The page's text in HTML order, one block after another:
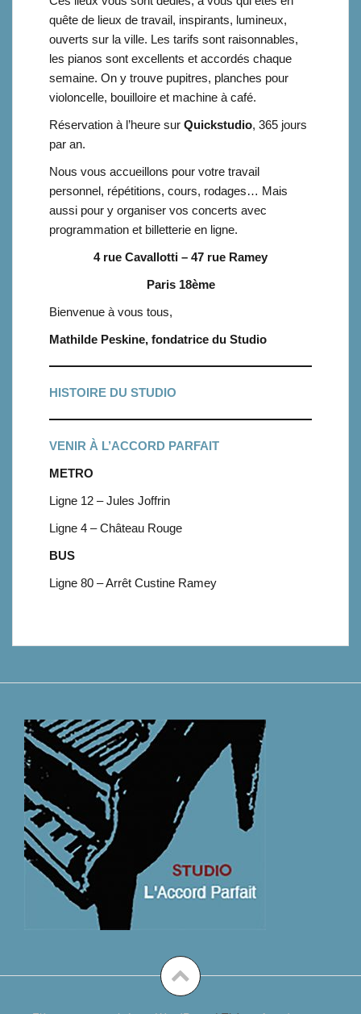
quête de lieux de travail, inspirants, lumineux,
ouverts sur la ville. Les tarifs sont raisonnables,
les pianos sont excellents et accordés chaque
semaine. On y trouve pupitres, planches pour
violoncelle, bouilloire et machine à café.
Réservation à l’heure sur Quickstudio, 365 jours
par an.
Nous vous accueillons pour votre travail
personnel, répétitions, cours, rodages… Mais
aussi pour y organiser vos concerts avec
programmation et billetterie en ligne.
4 rue Cavallotti – 47 rue Ramey
Paris 18ème
Bienvenue à vous tous,
Mathilde Peskine, fondatrice du Studio
HISTOIRE DU STUDIO
VENIR À L’ACCORD PARFAIT
METRO
Ligne 12 – Jules Joffrin
Ligne 4 – Château Rouge
BUS
Ligne 80 – Arrêt Custine Ramey